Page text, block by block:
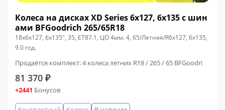
Колеса на дисках XD Series 6x127, 6x135 c шин
ами BFGoodrich 265/65R18
18x6x127, 6x135", 35, ЕТ87.1, ЦО 4мм. 4, 65/Летняя/R6x127, 6x135,
9.0 год.
Продаётся комплект: 4 колеса летних R18 / 265 / 65 BFGoodri
81 370 ₽
+2441 Бонусов